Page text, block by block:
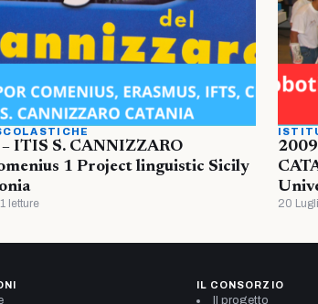
ITIS S. CANNIZZARO
1 Project linguistic Sicily
letture 20
IL CONSORZIO
Il progetto